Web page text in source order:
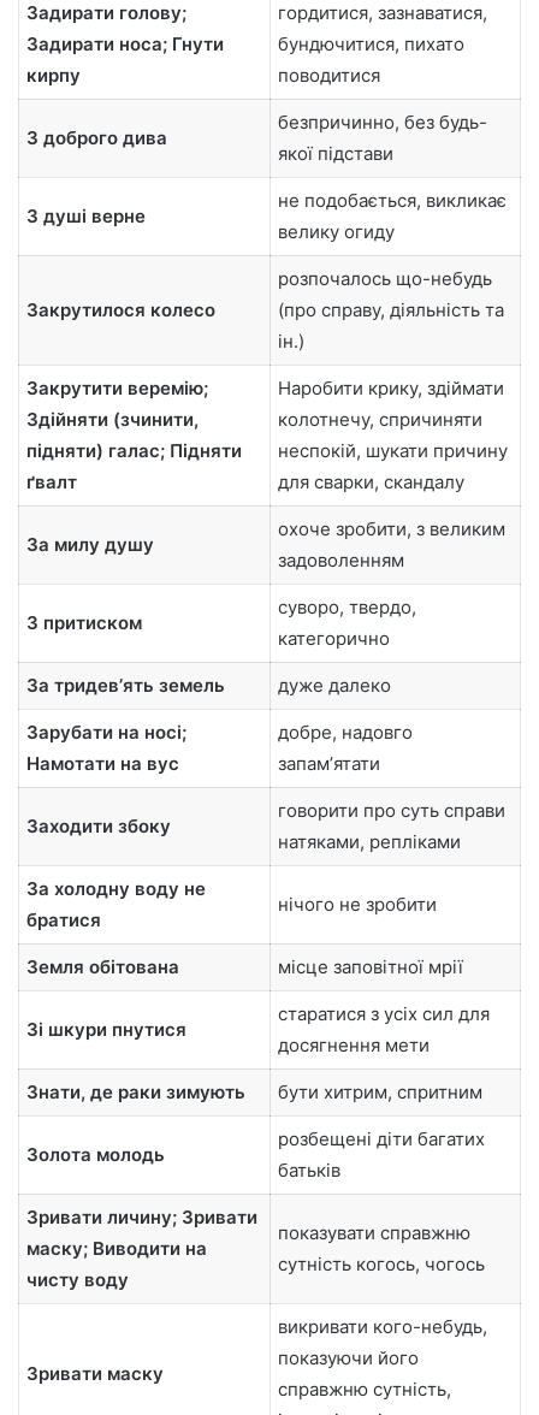
Задирати голову;
Задирати носа; Гнути
кирпу
гордитися, зазнаватися,
бундючитися, пихато
поводитися
З доброго дива
безпричинно, без будь-
якої підстави
З душі верне
не подобається, викликає
велику огиду
Закрутилося колесо
розпочалось що-небудь
(про справу, діяльність та
ін.)
Закрутити веремію;
Здійняти (зчинити,
підняти) галас; Підняти
ґвалт
Наробити крику, здіймати
колотнечу, спричиняти
неспокій, шукати причину
для сварки, скандалу
За милу душу
охоче зробити, з великим
задоволенням
З притиском
суворо, твердо,
категорично
За тридевʼять земель дуже далеко
Зарубати на носі;
Намотати на вус
добре, надовго
запамʼятати
Заходити збоку
говорити про суть справи
натяками, репліками
За холодну воду не
братися
нічого не зробити
Земля обітована місце заповітної мрії
Зі шкури пнутися
старатися з усіх сил для
досягнення мети
Знати, де раки зимують бути хитрим, спритним
Золота молодь
розбещені діти багатих
батьків
Зривати личину; Зривати
маску; Виводити на
чисту воду
показувати справжню
сутність когось, чогось
Зривати маску
викривати кого-небудь,
показуючи його
справжню сутність,